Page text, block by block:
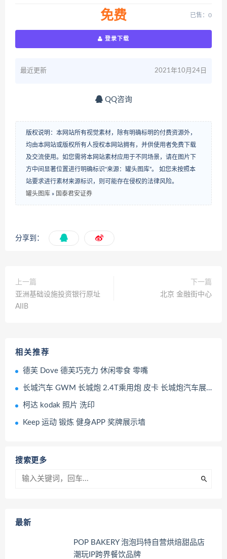
免费 已售：0
登录下载
最近更新 2021年10月24日
QQ咨询
版权说明：本网站所有视觉素材，除有明确标明的付费资源外，
均由本网站或版权所有人授权本网站拥有，并供使用者免费下载
及交流使用。如您需将本网站素材应用于不同场景，请在图片下
方中间显著位置进行明确标识“来源：罐头图库”。 如您未按照本
站要求进行素材来源标识，则可能存在侵权的法律风险。
罐头图库 » 国泰君安证券
分享到：
上一篇
亚洲基础设施投资银行原址
AIIB
下一篇
北京 金融街中心
相关推荐
德芙 Dove 德芙巧克力 休闲零食 零嘴
长城汽车 GWM 长城炮 2.4T乘用炮 皮卡 长城炮汽车展销会
柯达 kodak 照片 洗印
Keep 运动 锻炼 健身APP 奖牌展示墙
搜索更多
最新
POP BAKERY 泡泡玛特自营烘焙甜品店
潮玩IP跨界餐饮品牌